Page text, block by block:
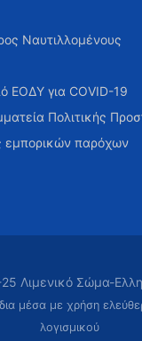
Ναυτιλλομένους
ΕΟΔΥ για COVID-19
Πολιτικής
εμπορικών παρόχων
Λιμενικό Σώμα-
μέσα με χρήση
λογισμικού